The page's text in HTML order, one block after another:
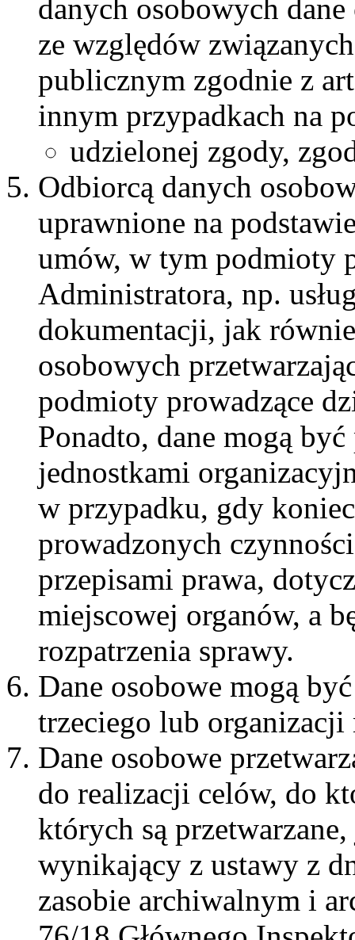
danych osobowych
ze względów
publicznym zgodnie z
innym przypadkach na
udzielonej zgody,
Odbiorcą danych
uprawnione na
umów, w tym podmioty
Administratora, np.
dokumentacji, jak
osobowych
podmioty prowadzące
Ponadto, dane mogą
jednostkami
w przypadku, gdy
prowadzonych
przepisami prawa,
miejscowej organów, a
rozpatrzenia sprawy.
Dane osobowe mogą
trzeciego lub
Dane osobowe
do realizacji celów, do
których są
wynikający z ustawy z
zasobie archiwalnym i